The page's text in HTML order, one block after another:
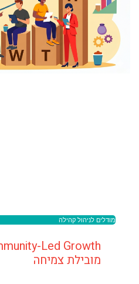
מודלים לניהול קהילה
מובילת צמיחה